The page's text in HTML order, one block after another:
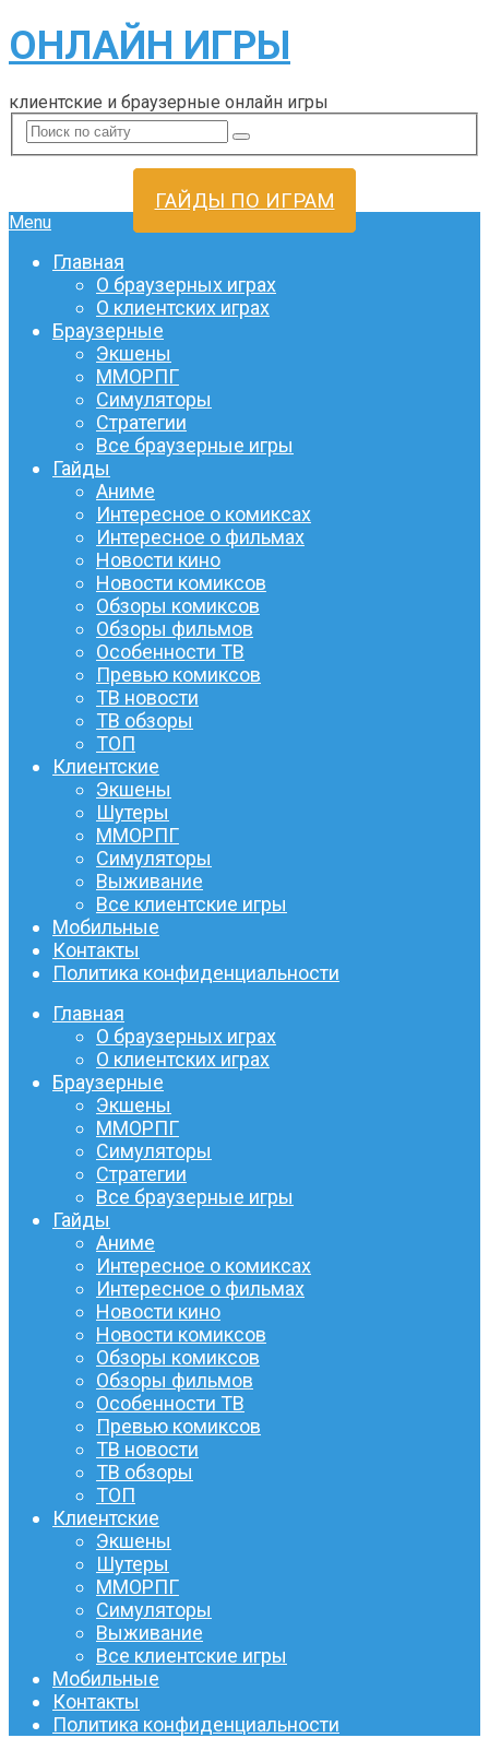
ОНЛАЙН ИГРЫ
клиентские и браузерные онлайн игры
ГАЙДЫ ПО ИГРАМ
Menu
Главная
О браузерных играх
О клиентских играх
Браузерные
Экшены
ММОРПГ
Симуляторы
Стратегии
Все браузерные игры
Гайды
Аниме
Интересное о комиксах
Интересное о фильмах
Новости кино
Новости комиксов
Обзоры комиксов
Обзоры фильмов
Особенности ТВ
Превью комиксов
ТВ новости
ТВ обзоры
ТОП
Клиентские
Экшены
Шутеры
ММОРПГ
Симуляторы
Выживание
Все клиентские игры
Мобильные
Контакты
Политика конфиденциальности
Главная
О браузерных играх
О клиентских играх
Браузерные
Экшены
ММОРПГ
Симуляторы
Стратегии
Все браузерные игры
Гайды
Аниме
Интересное о комиксах
Интересное о фильмах
Новости кино
Новости комиксов
Обзоры комиксов
Обзоры фильмов
Особенности ТВ
Превью комиксов
ТВ новости
ТВ обзоры
ТОП
Клиентские
Экшены
Шутеры
ММОРПГ
Симуляторы
Выживание
Все клиентские игры
Мобильные
Контакты
Политика конфиденциальности